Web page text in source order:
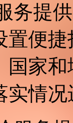
务提
置便
国家
实情